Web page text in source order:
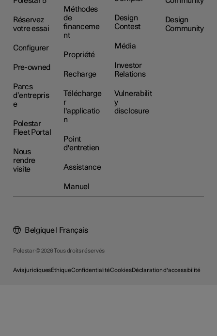
Réservez
votre essai
Configurer
Pre-owned
Parcs
d’entrepris
e
Polestar
Fleet Portal
Nous
rendre
visite
Méthodes
de
financeme
nt
Propriété
Recharge
Télécharge
r
l'applicatio
n
Point
d'entretien
Assistance
Manuel
Design
Contest
Média
Investor
Relations
Vulnerabilit
y
disclosure
Design
Community
Polestar © 2026 Tous droits réservés
Avis juridiquesÉthiqueConfidentialitéCookiesDéclaration d'accessibilité
Belgique | Français